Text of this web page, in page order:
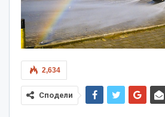
2,634
Сподели